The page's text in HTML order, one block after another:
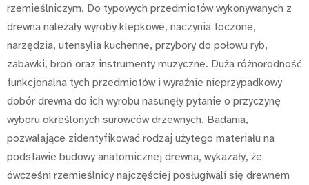
rzemieślniczym. Do typowych przedmiotów wykonywanych z
drewna należały wyroby klepkowe, naczynia toczone,
narzędzia, utensylia kuchenne, przybory do połowu ryb,
zabawki, broń oraz instrumenty muzyczne. Duża różnorodność
funkcjonalna tych przedmiotów i wyraźnie nieprzypadkowy
dobór drewna do ich wyrobu nasunęły pytanie o przyczynę
wyboru określonych surowców drzewnych. Badania,
pozwalające zidentyfikować rodzaj użytego materiału na
podstawie budowy anatomicznej drewna, wykazały, że
ówcześni rzemieślnicy najczęściej posługiwali się drewnem